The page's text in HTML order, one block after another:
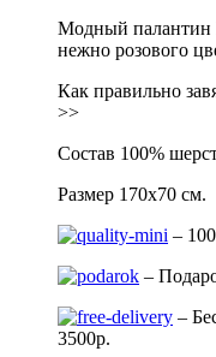
Модный палантин
нежно розового
Как правильно
>>
Состав 100%
Размер 170х70 см.
–
–
–
3500р.